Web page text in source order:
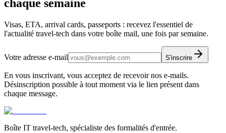
chaque semaine
Visas, ETA, arrival cards, passeports : recevez l'essentiel de
l'actualité travel-tech dans votre boîte mail, une fois par semaine.
Votre adresse e-mail S'inscrire
En vous inscrivant, vous acceptez de recevoir nos e-mails.
Désinscription possible à tout moment via le lien présent dans
chaque message.
Boîte IT travel-tech, spécialiste des formalités d'entrée.